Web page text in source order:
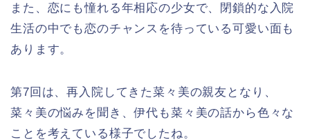
また、恋にも憧れる年相応の少女で、閉鎖的な入院
生活の中でも恋のチャンスを待っている可愛い面も
あります。
第7回は、再入院してきた菜々美の親友となり、
菜々美の悩みを聞き、伊代も菜々美の話から色々な
ことを考えている様子でしたね。